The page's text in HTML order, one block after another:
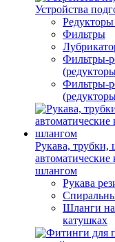
Устройства
Фильтры
Фильтры-
Фильтры-
Рукава, трубки,
автоматические
шлангом
Рукава
Шланги на
катушках